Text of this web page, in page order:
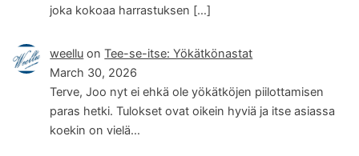
joka kokoaa harrastuksen […]
weellu onTee-se-itse: Yökätkönastat
March 30, 2026
Terve, Joo nyt ei ehkä ole yökätköjen piilottamisen
paras hetki. Tulokset ovat oikein hyviä ja itse asiassa
koekin on vielä…